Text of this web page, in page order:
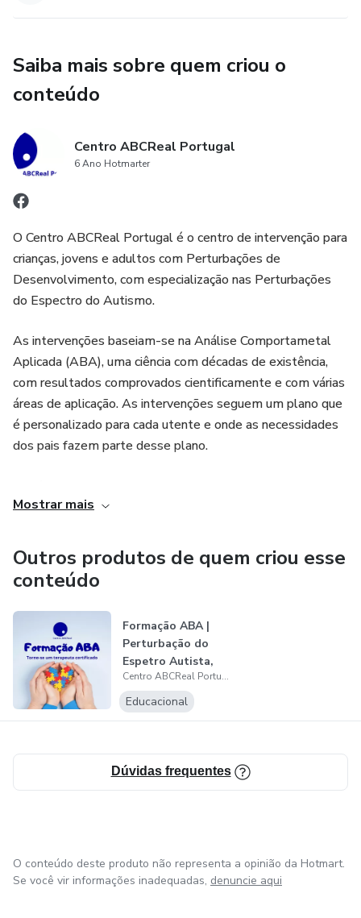
Saiba mais sobre quem criou o
conteúdo
Centro ABCReal Portugal
6 Ano Hotmarter
O Centro ABCReal Portugal é o centro de intervenção para
crianças, jovens e adultos com Perturbações de
Desenvolvimento, com especialização nas Perturbações
do Espectro do Autismo.
As intervenções baseiam-se na Análise Comportametal
Aplicada (ABA), uma ciência com décadas de existência,
com resultados comprovados cientificamente e com várias
áreas de aplicação. As intervenções seguem um plano que
é personalizado para cada utente e onde as necessidades
dos pais fazem parte desse plano.
Autismo, Perturbações do Desenvolvimento, Problemas
podem beneficiar do domínio de estratégias de intervenção
comportamental.
Mostrar mais
Outros produtos de quem criou esse
conteúdo
Formação ABA |
Perturbação do
Espetro Autista,
Perturbações...
Centro ABCReal Portugal
Educacional
Dúvidas frequentes
O conteúdo deste produto não representa a opinião da Hotmart.
Se você vir informações inadequadas, denuncie aqui